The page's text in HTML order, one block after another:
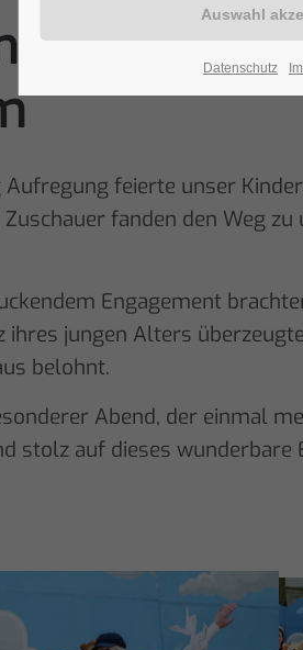
von
feierte unser
fanden den Weg
Engagement
ihres jungen Alters
belohnt.
Abend, der einmal
stolz auf dieses
Datenschutz